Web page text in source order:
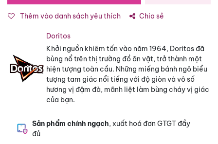
Thêm vào danh sách yêu thích Chia sẻ
Doritos
Khởi nguồn khiêm tốn vào năm 1964, Doritos đã
bùng nổ trên thị trường đồ ăn vặt, trở thành một
hiện tượng toàn cầu. Những miếng bánh ngô biểu
tượng tam giác nổi tiếng với độ giòn và vô số
hương vị đậm đà, mãnh liệt làm bùng cháy vị giác
của bạn.
Sản phẩm chính ngạch, xuất hoá đơn GTGT đầy
đủ